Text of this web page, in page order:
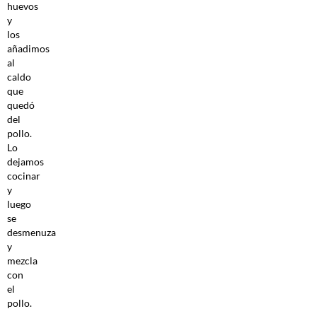
huevos
y
los
añadimos
al
caldo
que
quedó
del
pollo.
Lo
dejamos
cocinar
y
luego
se
desmenuza
y
mezcla
con
el
pollo.